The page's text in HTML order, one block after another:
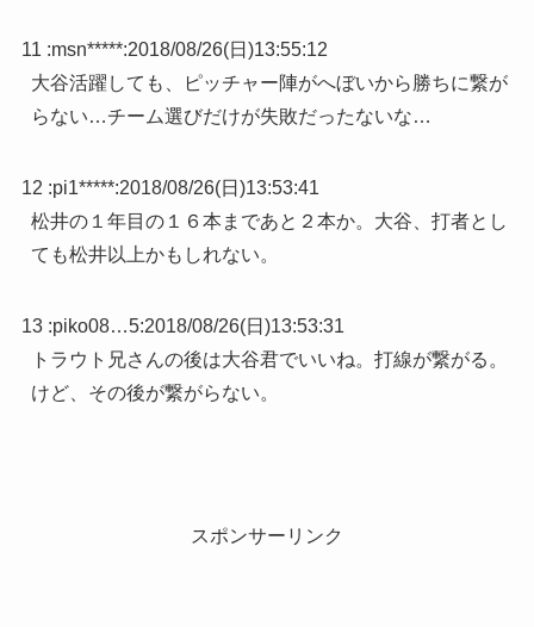
11 :msn*****:2018/08/26(日)13:55:12
大谷活躍しても、ピッチャー陣がへぼいから勝ちに繋が
らない…チーム選びだけが失敗だったないな…
12 :pi1*****:2018/08/26(日)13:53:41
松井の１年目の１６本まであと２本か。大谷、打者とし
ても松井以上かもしれない。
13 :piko08…5:2018/08/26(日)13:53:31
トラウト兄さんの後は大谷君でいいね。打線が繋がる。
けど、その後が繋がらない。
スポンサーリンク